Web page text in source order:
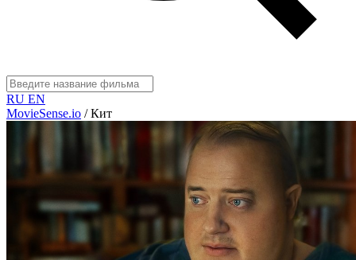
RU EN
MovieSense.io / Кит